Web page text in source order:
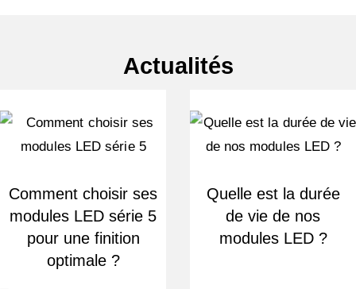
Actualités
Comment choisir ses
modules LED série 5
pour une finition
optimale ?
Quelle est la durée
de vie de nos
modules LED ?